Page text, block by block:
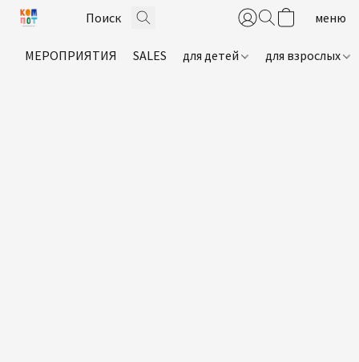
МЕРОПРИЯТИЯ SALES для детей для взрослых